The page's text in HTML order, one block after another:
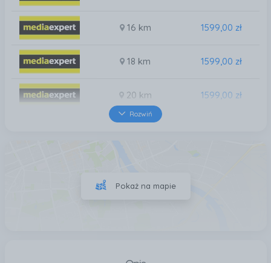
16 km 1599,00 zł
18 km 1599,00 zł
20 km 1599,00 zł
Rozwiń
Pokaż na mapie